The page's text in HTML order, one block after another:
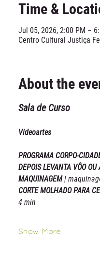
Time &
Jul 05, 2026, 2:00 PM –
Centro Cultural Justiça
About the
Sala de Curso
Videoartes
PROGRAMA CORPO-
DEPOIS LEVANTA VÔO
MAQUINAGEM |
CORTE MOLHADO PARA
4 min
Show More